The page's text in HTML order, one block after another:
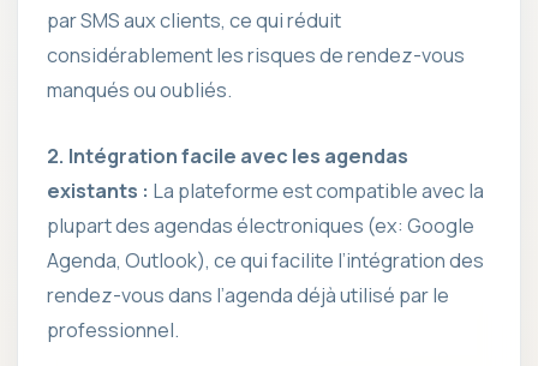
par SMS aux clients, ce qui réduit
considérablement les risques de rendez-vous
manqués ou oubliés.
2. Intégration facile avec les agendas
existants : La plateforme est compatible avec la
plupart des agendas électroniques (ex: Google
Agenda, Outlook), ce qui facilite l’intégration des
rendez-vous dans l’agenda déjà utilisé par le
professionnel.